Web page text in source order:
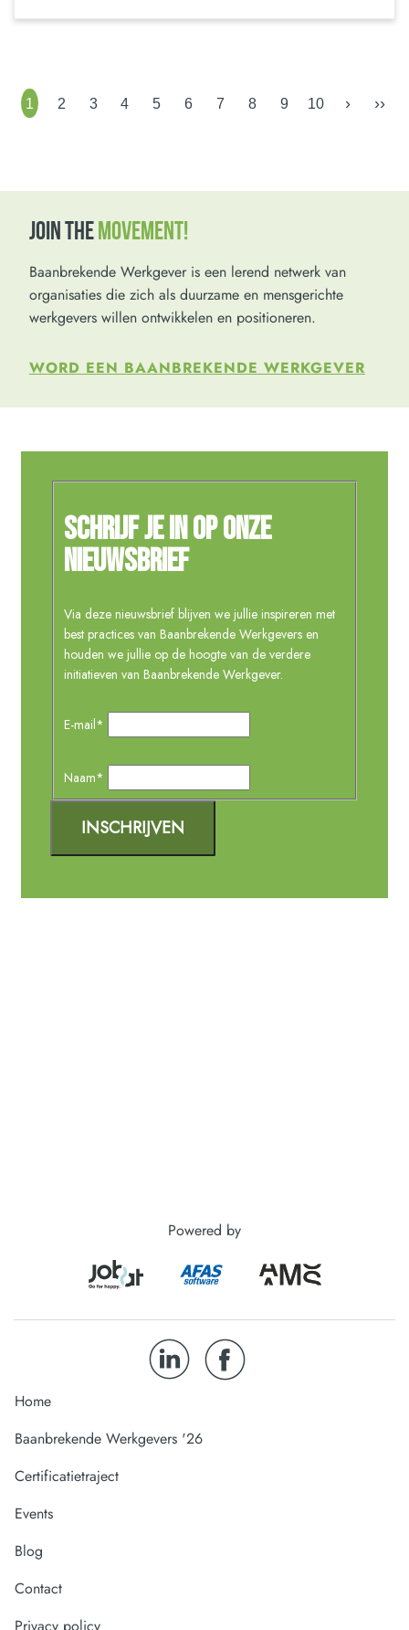
1 2 3 4 5 6 7 8 9 10 › ››
JOIN THEMOVEMENT!
Baanbrekende Werkgever is een lerend netwerk van
organisaties die zich als duurzame en mensgerichte
werkgevers willen ontwikkelen en positioneren.
WORD EEN BAANBREKENDE WERKGEVER
Powered by
Home
Baanbrekende Werkgevers '26
Certificatietraject
Events
Blog
Contact